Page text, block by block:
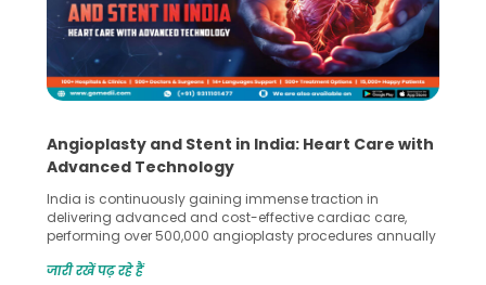
Angioplasty and Stent in India: Heart Care with
Advanced Technology
India is continuously gaining immense traction in
delivering advanced and cost-effective cardiac care,
performing over 500,000 angioplasty procedures annually
globe are searching for treatments like angioplasty and
जारी रखें पढ़ रहे हैं